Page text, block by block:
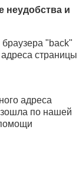
неудобства и
"back"
страницы
адреса
по нашей